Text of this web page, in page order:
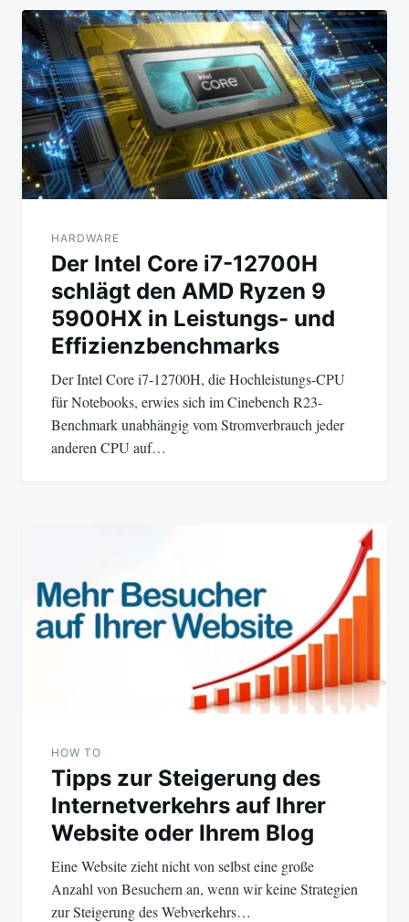
HARDWARE
Der Intel Core i7-12700H
schlägt den AMD Ryzen 9
5900HX in Leistungs- und
Effizienzbenchmarks
Der Intel Core i7-12700H, die Hochleistungs-CPU
für Notebooks, erwies sich im Cinebench R23-
Benchmark unabhängig vom Stromverbrauch jeder
anderen CPU auf…
HOW TO
Tipps zur Steigerung des
Internetverkehrs auf Ihrer
Website oder Ihrem Blog
Eine Website zieht nicht von selbst eine große
Anzahl von Besuchern an, wenn wir keine Strategien
zur Steigerung des Webverkehrs…